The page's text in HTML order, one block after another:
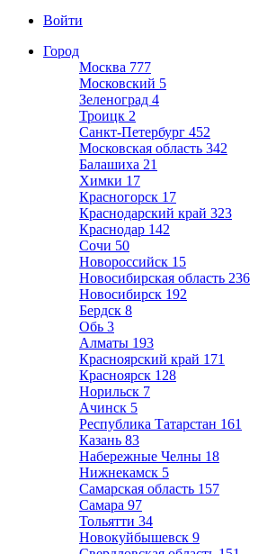
Войти
Город
Москва 777
Московский 5
Зеленоград 4
Троицк 2
Санкт-Петербург 452
Московская область 342
Балашиха 21
Химки 17
Красногорск 17
Краснодарский край 323
Краснодар 142
Сочи 50
Новороссийск 15
Новосибирская область 236
Новосибирск 192
Бердск 8
Обь 3
Алматы 193
Красноярский край 171
Красноярск 128
Норильск 7
Ачинск 5
Республика Татарстан 161
Казань 83
Набережные Челны 18
Нижнекамск 5
Самарская область 157
Самара 97
Тольятти 34
Новокуйбышевск 9